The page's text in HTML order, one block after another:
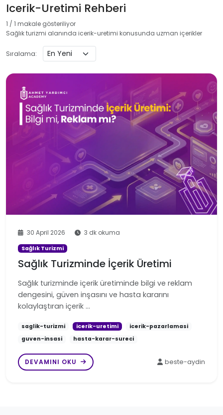
Icerik-Uretimi Rehberi
1 / 1 makale gösteriliyor
Sağlık turizmi alanında icerik-uretimi konusunda uzman içerikler
Sıralama:
30 April 2026 3 dk okuma
Sağlık Turizmi
Sağlık Turizminde İçerik Üretimi
Sağlık turizminde içerik üretiminde bilgi ve reklam
dengesini, güven inşasını ve hasta kararını
kolaylaştıran içerik …
saglik-turizmi icerik-uretimi
icerik-pazarlamasi
guven-insasi
hasta-karar-sureci
DEVAMINI OKU beste-aydin